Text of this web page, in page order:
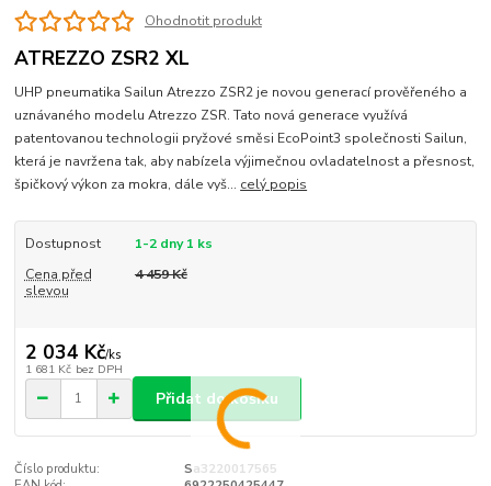
Ohodnotit produkt
ATREZZO ZSR2 XL
UHP pneumatika Sailun Atrezzo ZSR2 je novou generací prověřeného a
uznávaného modelu Atrezzo ZSR. Tato nová generace využívá
patentovanou technologii pryžové směsi EcoPoint3 společnosti Sailun,
která je navržena tak, aby nabízela výjimečnou ovladatelnost a přesnost,
špičkový výkon za mokra, dále vyš... celý popis
Dostupnost
1-2 dny 1 ks
Cena před
slevou
4 459 Kč
2 034 Kč/ks
1 681 Kč bez DPH
Přidat do košíku
Číslo produktu:
Sa3220017565